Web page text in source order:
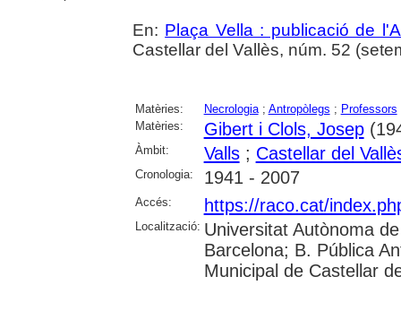
En: Plaça Vella : publicació de
Castellar del Vallès, núm. 52
Matèries: Necrologia; Antropòlegs ; Professors
Matèries:
Gibert i Clols, Josep
Àmbit: Valls; Castellar del
Cronologia: 1941 - 2007
Accés: https://raco.cat/
Localització: Universitat Autònoma
Barcelona; B. Pública
Municipal de Castellar